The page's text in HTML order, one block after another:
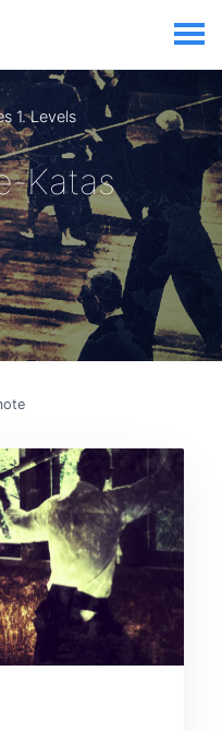
1. Levels
Katas